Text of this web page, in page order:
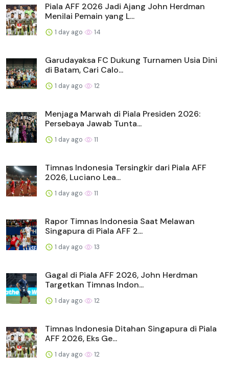
Piala AFF 2026 Jadi Ajang John Herdman
Menilai Pemain yang L...
1 day ago 14
Garudayaksa FC Dukung Turnamen Usia Dini
di Batam, Cari Calo...
1 day ago 12
Menjaga Marwah di Piala Presiden 2026:
Persebaya Jawab Tunta...
1 day ago 11
Timnas Indonesia Tersingkir dari Piala AFF
2026, Luciano Lea...
1 day ago 11
Rapor Timnas Indonesia Saat Melawan
Singapura di Piala AFF 2...
1 day ago 13
Gagal di Piala AFF 2026, John Herdman
Targetkan Timnas Indon...
1 day ago 12
Timnas Indonesia Ditahan Singapura di Piala
AFF 2026, Eks Ge...
1 day ago 12